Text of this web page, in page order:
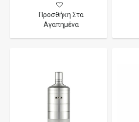
Προσθήκη Στα
Αγαπημένα